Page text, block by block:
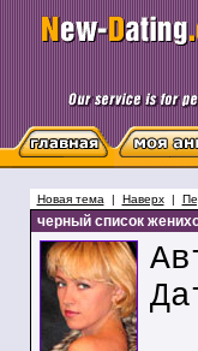
Новая тема | Наверх|
черный список